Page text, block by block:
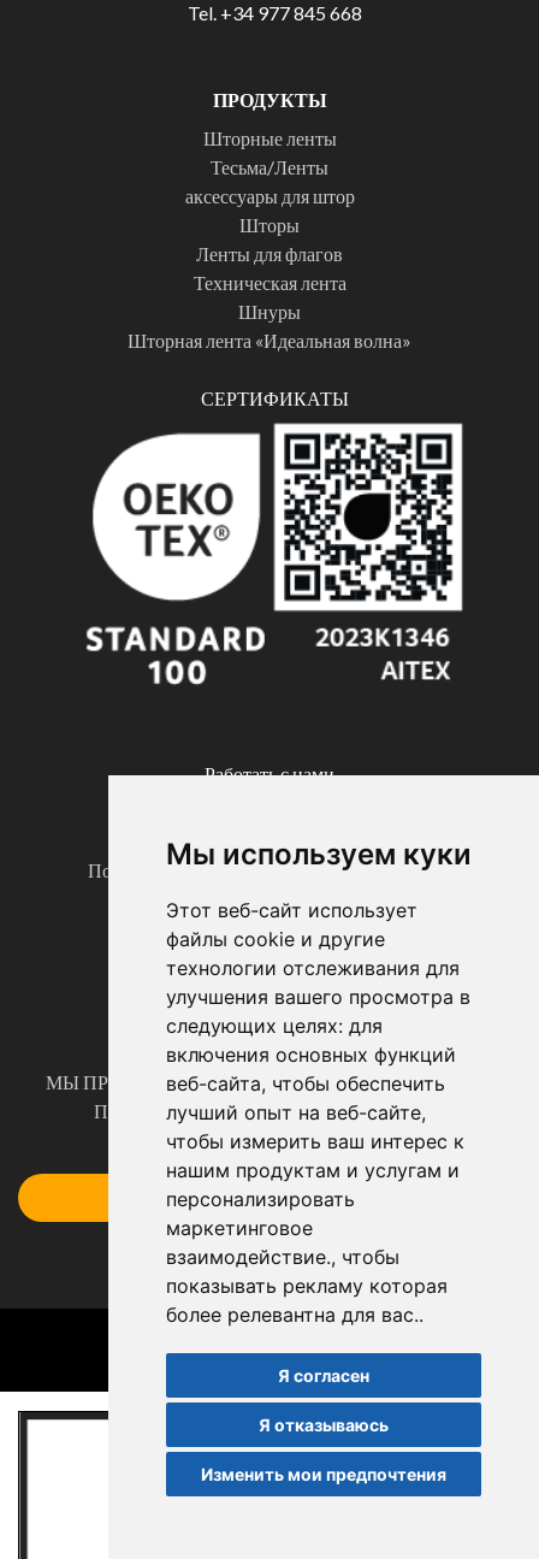
Мы используем куки
Этот веб-сайт использует
файлы cookie и другие
технологии отслеживания для
улучшения вашего просмотра в
следующих целях: для
включения основных функций
веб-сайта, чтобы обеспечить
лучший опыт на веб-сайте,
чтобы измерить ваш интерес к
нашим продуктам и услугам и
персонализировать
маркетинговое
взаимодействие., чтобы
показывать рекламу которая
более релевантна для вас..
Я согласен
Я отказываюсь
Изменить мои предпочтения
Tel. +34 977 845 668
ПРОДУКТЫ
Шторные ленты
Тесьма/Ленты
аксессуары для штор
Шторы
Ленты для флагов
Техническая лента
Шнуры
Шторная лента «Идеальная волна»
СЕРТИФИКАТЫ
Работать с нами
Политика соблюдения конфиденциальности
Политика в отношении файлов cookie
Правовая информация
Yстановить файлы cookie
СВЯЖИТЕСЬ
МЫ ПРИСПОСАБЛИВАЕМ НАШИ ПРОДУКТЫ ПО
ПОТРЕБНОСТЯМ НАШИХ КЛИЕНТОВ.
Запросите свой бюджет здесь.
Перейти к форме